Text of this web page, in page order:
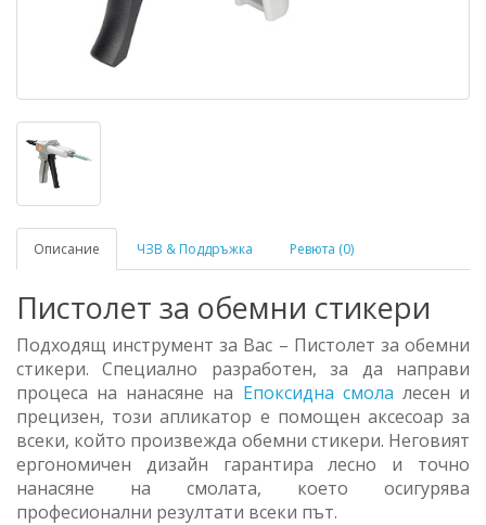
Описание ЧЗВ & Поддръжка Ревюта (0)
Пистолет за обемни стикери
Подходящ инструмент за Вас – Пистолет за обемни
стикери. Специално разработен, за да направи
процеса на нанасяне на Епоксидна смола лесен и
прецизен, този апликатор е помощен аксесоар за
всеки, който произвежда обемни стикери. Неговият
ергономичен дизайн гарантира лесно и точно
нанасяне на смолата, което осигурява
професионални резултати всеки път.